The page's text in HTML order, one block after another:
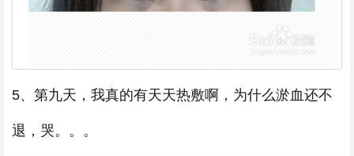
5、第九天，我真的有天天热敷啊，为什么淤血还不
退，哭。。。